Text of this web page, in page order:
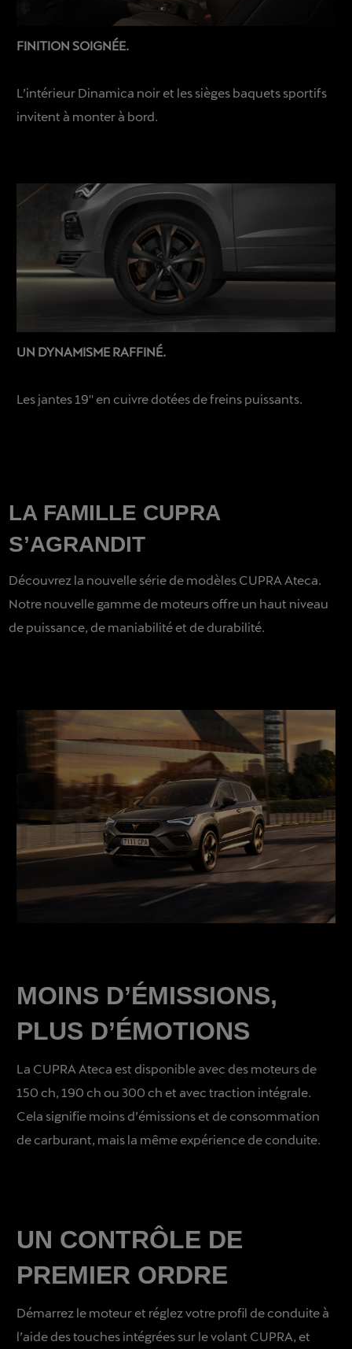
FINITION SOIGNÉE.
L’intérieur Dinamica noir et les sièges baquets sportifs
invitent à monter à bord.
UN DYNAMISME RAFFINÉ.
Les jantes 19′′ en cuivre dotées de freins puissants.
LA FAMILLE CUPRA
S’AGRANDIT
Découvrez la nouvelle série de modèles CUPRA Ateca.
Notre nouvelle gamme de moteurs offre un haut niveau
de puissance, de maniabilité et de durabilité.
MOINS D’ÉMISSIONS,
PLUS D’ÉMOTIONS
La CUPRA Ateca est disponible avec des moteurs de
150 ch, 190 ch ou 300 ch et avec traction intégrale.
Cela signifie moins d’émissions et de consommation
de carburant, mais la même expérience de conduite.
UN CONTRÔLE DE
PREMIER ORDRE
Démarrez le moteur et réglez votre profil de conduite à
l’aide des touches intégrées sur le volant CUPRA, et